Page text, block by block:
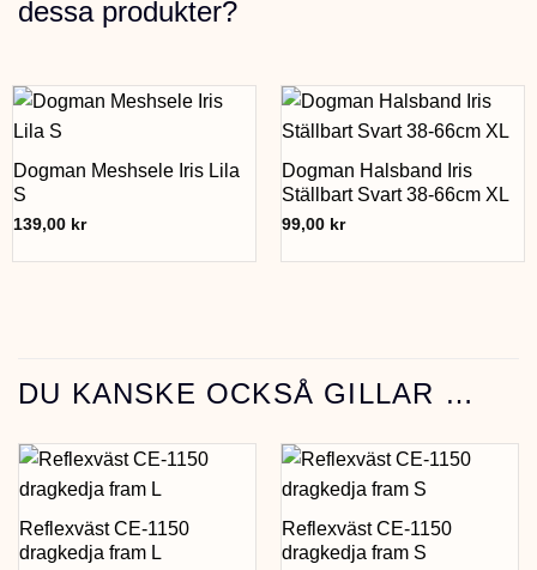
dessa produkter?
Dogman Meshsele Iris Lila
S
139,00 kr
Dogman Halsband Iris
Ställbart Svart 38-66cm XL
99,00 kr
DU KANSKE OCKSÅ GILLAR …
Reflexväst CE-1150
dragkedja fram L
Reflexväst CE-1150
dragkedja fram S